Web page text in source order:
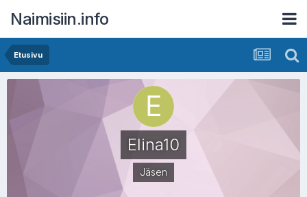
Naimisiin.info
Etusivu
Elina10
Jäsen